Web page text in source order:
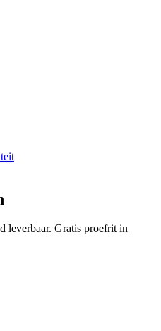
leverbaar. Gratis proefrit in